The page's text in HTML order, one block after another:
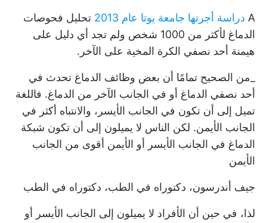
A دراسة أجرتها جامعة يوتا عام 2013
تحليل فحوصات
الدماغ لأكثر من 1000 شخص ولم تجد أي دليل على
هيمنة أحد نصفي الكرة المخية على الآخر.
_من الصحيح تمامًا أن بعض وظائف الدماغ تحدث في
أحد نصفي الدماغ أو في الجانب الآخر من الدماغ. فاللغة
تميل إلى أن تكون في الجانب الأيسر، والانتباه أكثر في
الجانب الأيمن. لكن الناس لا يميلون إلى أن تكون شبكة
الدماغ في الجانب الأيسر أو الأيمن أقوى من الجانب
الأيمن
جيف أندرسون، دكتوراه في الطب، دكتوراه في الطب
لذا، في حين أن الأفراد لا يميلون إلى الجانب الأيسر أو